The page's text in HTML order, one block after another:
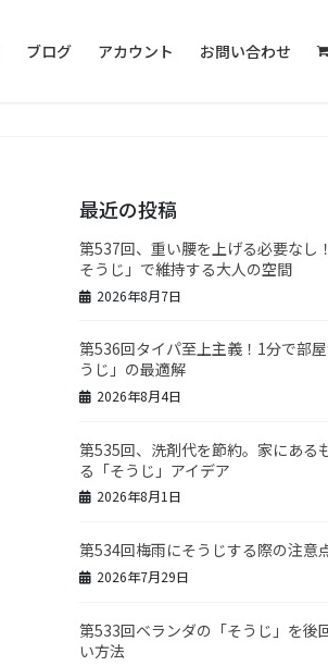
ブログ アカウント お問い合わせ
最近の投稿
第537回、重い腰を上げる必要なし
そうじ」で維持する大人の空間
2026年8月7日
第536回タイパ至上主義！1分で部
うじ」の最適解
2026年8月4日
第535回、洗剤代を節約。家にある
る「そうじ」アイデア
2026年8月1日
第534回梅雨にそうじする際の注意
2026年7月29日
第533回ベランダの「そうじ」を後
い方法